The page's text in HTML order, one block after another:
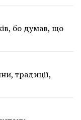
бо думав, що
традиції,